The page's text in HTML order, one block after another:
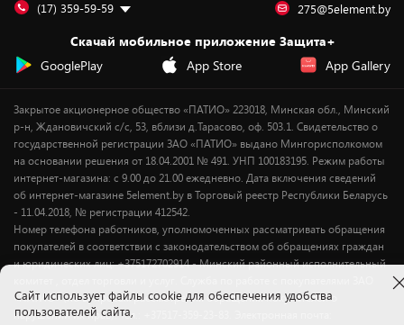
Подарочные карты
Для компьютеров
Сервисные центры
Оплата частями
Уценка
(17) 359-59-59 275@5element.by
Скачай мобильное приложение Защита+
GooglePlay
App Store App Gallery
Закрытое акционерное общество «ПАТИО» 223018, Минская обл., Минский
р-н, Ждановичский с/с, 53, вблизи д.Тарасово, оф. 503.1. Свидетельство о
государственной регистрации ЗАО «ПАТИО» выдано Мингорисполкомом
на основании решения от 18.04.2001 № 491. УНП 100183195. Режим работы
интернет-магазина: с 9.00 до 21.00 ежедневно. Дата включения сведений
об интернет-магазине 5element.by в Торговый реестр Республики Беларусь
- 11.04.2018, № регистрации 412542.
Номер телефона работников, уполномоченных рассматривать обращения
покупателей в соответствии с законодательством об обращениях граждан
и юридических лиц: +375172702914 - Минский районный исполнительный
«ПАТИО» (по вопросам рассмотрения обращения покупателей о
нарушении их прав): Тел.: +37517-359-23-83. Электронная почта:
Cайт использует файлы cookie для обеспечения удобства
пользователей сайта,